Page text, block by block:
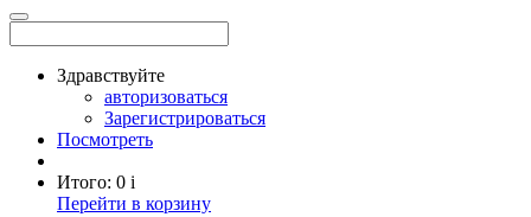
Здравствуйте
авторизоваться
Зарегистрироваться
Посмотреть
Итого: 0 i
Перейти в корзину